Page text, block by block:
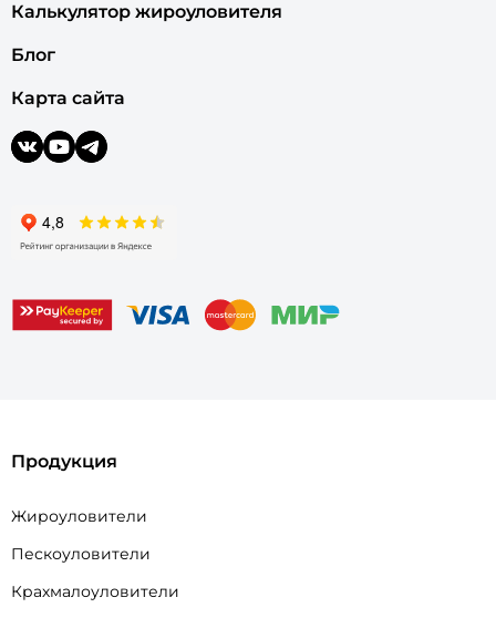
Калькулятор жироуловителя
Блог
Карта сайта
Продукция
Жироуловители
Пескоуловители
Крахмалоуловители